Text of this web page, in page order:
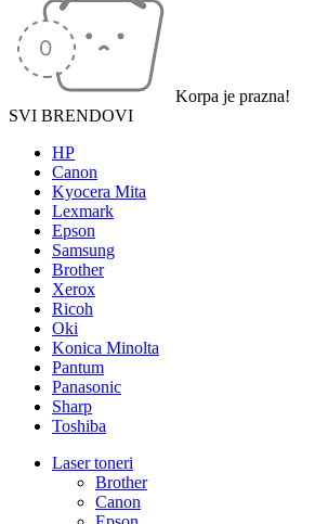
Korpa je prazna!
SVI BRENDOVI
HP
Canon
Kyocera Mita
Lexmark
Epson
Samsung
Brother
Xerox
Ricoh
Oki
Konica Minolta
Pantum
Panasonic
Sharp
Toshiba
Laser toneri
Brother
Canon